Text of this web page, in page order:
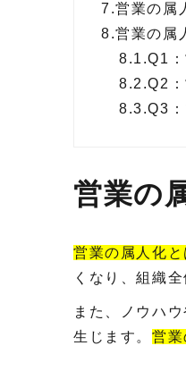
7.営業の属
8.営業の属
8.1.Q1
8.2.Q2
8.3.Q3
営業の
営業の属人化
くなり、組織
また、ノウハ
生じます。 営